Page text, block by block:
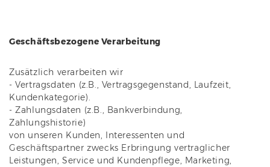
Geschäftsbezogene Verarbeitung
Zusätzlich verarbeiten wir
- Vertragsdaten (z.B., Vertragsgegenstand, Laufzeit,
Kundenkategorie).
- Zahlungsdaten (z.B., Bankverbindung,
Zahlungshistorie)
von unseren Kunden, Interessenten und
Geschäftspartner zwecks Erbringung vertraglicher
Leistungen, Service und Kundenpflege, Marketing,